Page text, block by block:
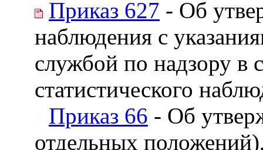
Приказ 627 - Об
наблюдения с
службой по надзору в
статистического
Приказ 66 - Об
отдельных